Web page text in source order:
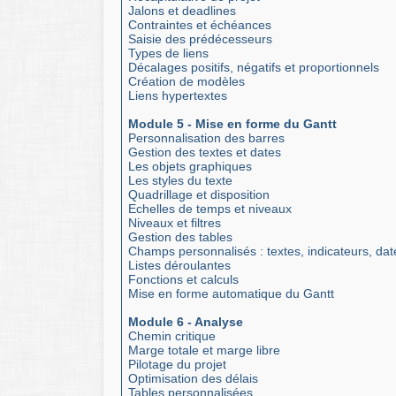
Jalons et deadlines
Contraintes et échéances
Saisie des prédécesseurs
Types de liens
Décalages positifs, négatifs et proportionnels
Création de modèles
Liens hypertextes
Module 5 - Mise en forme du Gantt
Personnalisation des barres
Gestion des textes et dates
Les objets graphiques
Les styles du texte
Quadrillage et disposition
Echelles de temps et niveaux
Niveaux et filtres
Gestion des tables
Champs personnalisés : textes, indicateurs,
Listes déroulantes
Fonctions et calculs
Mise en forme automatique du Gantt
Module 6 - Analyse
Chemin critique
Marge totale et marge libre
Pilotage du projet
Optimisation des délais
Tables personnalisées